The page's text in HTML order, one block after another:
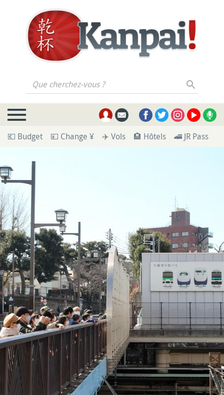
Que cherchez-vous ?
💶 Budget 💴 Change ¥ ✈️ Vols 🏨 Hôtels 🚄 JR Pass